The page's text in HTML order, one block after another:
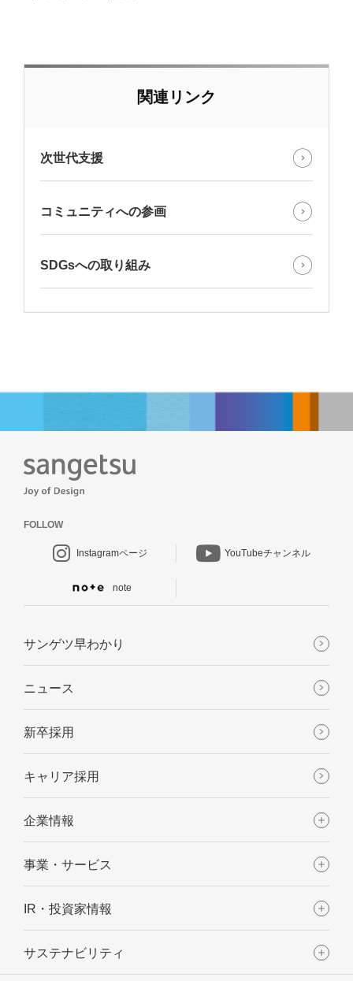
関連リンク
次世代支援
コミュニティへの参画
SDGsへの取り組み
FOLLOW
Instagramページ YouTubeチャンネル
note
サンゲツ早わかり
ニュース
新卒採用
キャリア採用
企業情報
事業・サービス
IR・投資家情報
サステナビリティ